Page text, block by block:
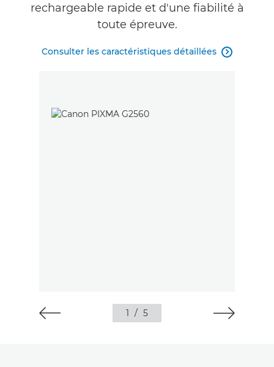
rechargeable rapide et d'une fiabilité à
toute épreuve.
Consulter les caractéristiques détaillées 
1 / 5